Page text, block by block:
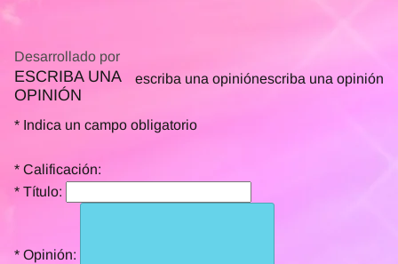
Desarrollado por
0.0
star
rating
escriba una opinión
escriba una opinión
ESCRIBA UNA
OPINIÓN
* Indica un campo obligatorio
* Calificación:
* Título:
* Opinión: